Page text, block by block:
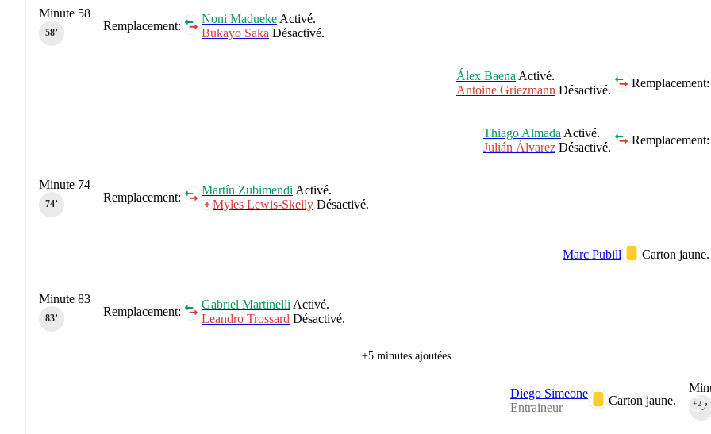
Remplacement:
Noni Madueke Activé.
Bukayo Saka Désactivé.
Minute 58
58‎’‎
Remplacement:
Álex Baena Activé.
Antoine Griezmann Désactivé.
Remplacement:
Thiago Almada Activé.
Julián Álvarez Désactivé.
Remplacement:
Martín Zubimendi Activé.
Myles Lewis-Skelly Désactivé.
Minute 74
74‎’‎
Carton jaune.
Marc Pubill
Remplacement:
Gabriel Martinelli Activé.
Leandro Trossard Désactivé.
Minute 83
83‎’‎
+5 minutes ajoutées
90‎’‎
+2
Carton jaune.
Diego Simeone
Entraineur